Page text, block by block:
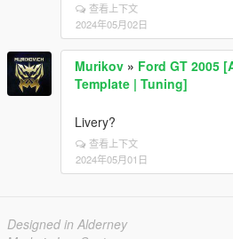
查看上下文
2024年05月02日
Murikov » Ford GT 2005
Template | Tuning]
Livery?
查看上下文
2024年05月01日
Designed in Alderney